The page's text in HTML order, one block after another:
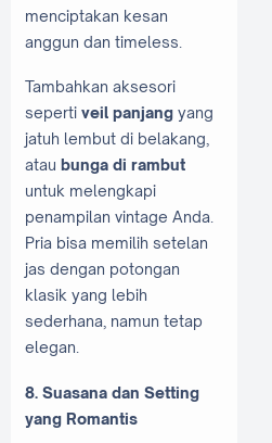
menciptakan kesan
anggun dan timeless.
Tambahkan aksesori
seperti veil panjang yang
jatuh lembut di belakang,
atau bunga di rambut
untuk melengkapi
penampilan vintage Anda.
Pria bisa memilih setelan
jas dengan potongan
klasik yang lebih
sederhana, namun tetap
elegan.
8. Suasana dan Setting
yang Romantis